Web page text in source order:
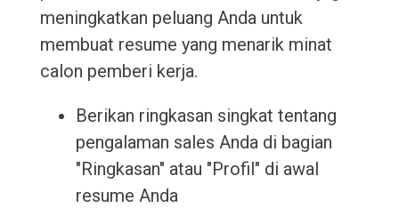
meningkatkan peluang Anda untuk
membuat resume yang menarik minat
calon pemberi kerja.
Berikan ringkasan singkat tentang
pengalaman sales Anda di bagian
"Ringkasan" atau "Profil" di awal
resume Anda